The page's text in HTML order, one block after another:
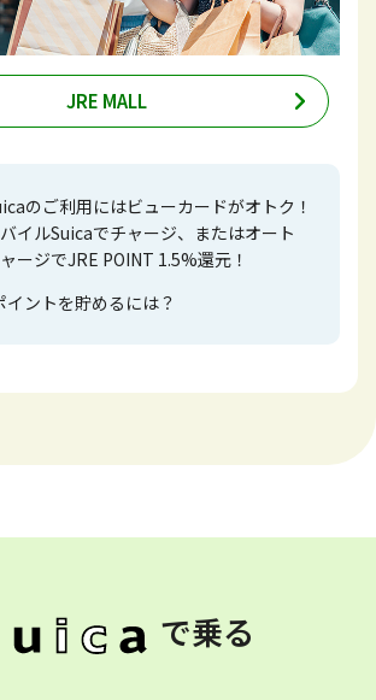
JRE MALL
のご利用にはビューカードがオトク！
イルSuicaでチャージ、またはオート
ージでJRE POINT 1.5%還元！
イントを貯めるには？
で乗る